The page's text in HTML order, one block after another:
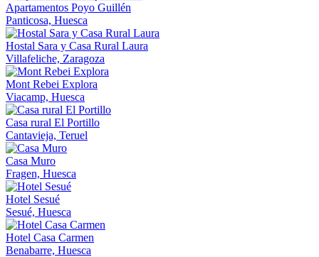
Apartamentos Poyo Guillén
Panticosa, Huesca
Hostal Sara y Casa Rural Laura
Villafeliche, Zaragoza
Mont Rebei Explora
Viacamp, Huesca
Casa rural El Portillo
Cantavieja, Teruel
Casa Muro
Fragen, Huesca
Hotel Sesué
Sesué, Huesca
Hotel Casa Carmen
Benabarre, Huesca